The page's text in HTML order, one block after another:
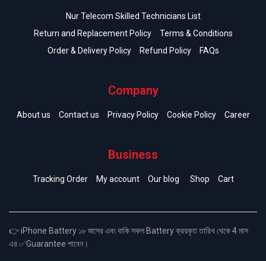
Nur Telecom Skilled Technicians List
Return and Replacement Policy
Terms & Conditions
Order & Delivery Policy
Refund Policy FAQs
Company
About us Contact us Privacy Policy Cookie Policy Career
Business
Tracking Order My account Our blog Shop Cart
👉 iPhone Battery ১৮ মাসের এবং বাকি সকল Battery ক্রয়কৃত তারিখ থেকে 4 মাস
এর ✅Guarantee পাবেন।